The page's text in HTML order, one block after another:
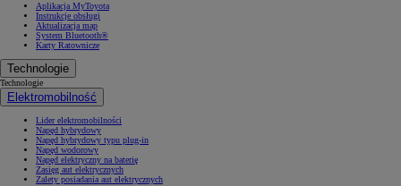
Aplikacja MyToyota
Instrukcje obsługi
Aktualizacja map
System Bluetooth®
Karty Ratownicze
Technologie
Technologie
Elektromobilność
Lider elektromobilności
Napęd hybrydowy
Napęd hybrydowy typu plug-in
Napęd wodorowy
Napęd elektryczny na baterię
Zasięg aut elektrycznych
Zalety posiadania aut elektrycznych